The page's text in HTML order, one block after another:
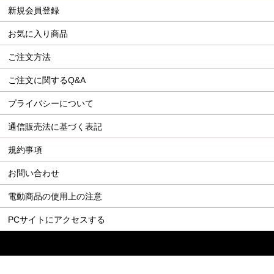
新規会員登録
お気に入り商品
ご注文方法
ご注文に関するQ&A
プライバシーについて
通信販売法に基づく表記
規約事項
お問い合わせ
電動商品の使用上の注意
PCサイトにアクセスする